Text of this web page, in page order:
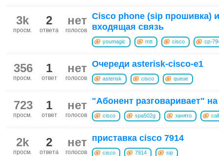
нет
голосов
2
ответа
3k
просм.
Cisco phone (sip прошивка)
входящая связь
youmagic mtt cisco cp-
нет
голосов
1
ответ
356
просм.
Очереди asterisk-cisco-e1
asterisk cisco queue
нет
голосов
1
ответ
723
просм.
"Абонент разговаривает"
cisco spa502g занято
нет
голосов
2
ответа
2k
просм.
приставка cisco 7914
cisco 7914 sip